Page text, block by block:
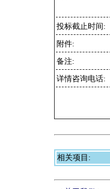
投标截止时间:
附件:
备注:
详情咨询电话:
相关项目: